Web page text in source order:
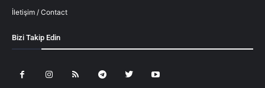
İletişim / Contact
Bizi Takip Edin